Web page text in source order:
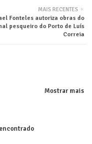
MAIS RECENTES
Fonteles autoriza obras do
pesqueiro do Porto de Luís
Correia
Mostrar mais